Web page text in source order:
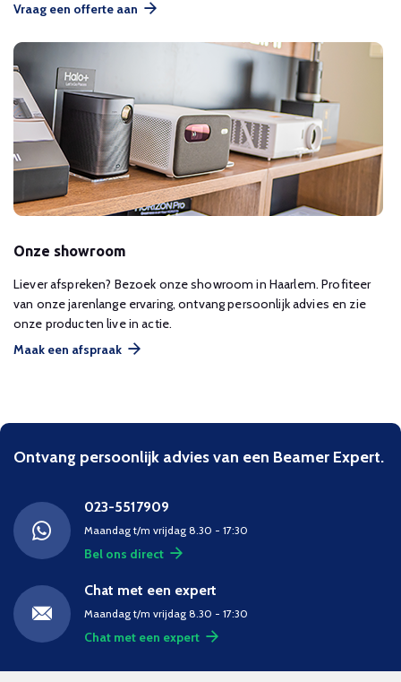
Vraag een offerte aan
Onze showroom
Liever afspreken? Bezoek onze showroom in Haarlem. Profiteer
van onze jarenlange ervaring, ontvang persoonlijk advies en zie
onze producten live in actie.
Maak een afspraak
Ontvang persoonlijk advies van een Beamer Expert.
023-5517909
Maandag t/m vrijdag 8.30 - 17:30
Bel ons direct
Chat met een expert
Maandag t/m vrijdag 8.30 - 17:30
Chat met een expert